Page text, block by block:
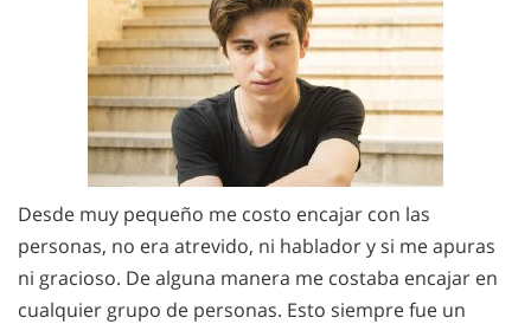
Desde muy pequeño me costo encajar con las
personas, no era atrevido, ni hablador y si me apuras
ni gracioso. De alguna manera me costaba encajar en
cualquier grupo de personas. Esto siempre fue un